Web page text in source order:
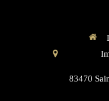
83470